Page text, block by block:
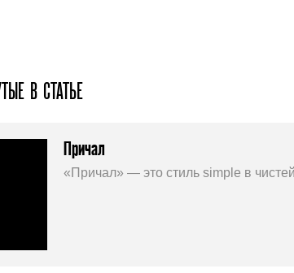
В СТАТЬЕ
Причал
«Причал» — это стиль simple в